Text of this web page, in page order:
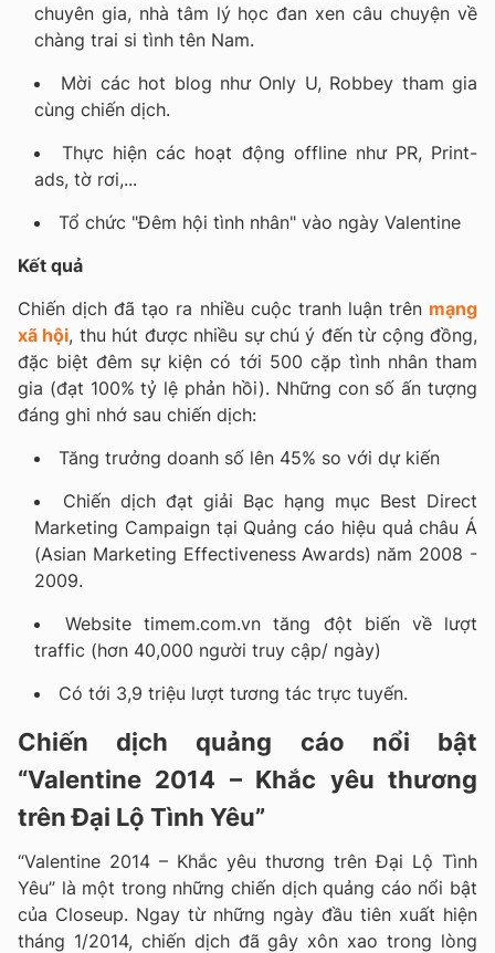
chuyên gia, nhà tâm lý học đan xen câu chuyện về
chàng trai si tình tên Nam.
Mời các hot blog như Only U, Robbey tham gia
cùng chiến dịch.
Thực hiện các hoạt động offline như PR, Print-
ads, tờ rơi,...
Tổ chức "Đêm hội tình nhân" vào ngày Valentine
Kết quả
Chiến dịch đã tạo ra nhiều cuộc tranh luận trên mạng
xã hội, thu hút được nhiều sự chú ý đến từ cộng đồng,
đặc biệt đêm sự kiện có tới 500 cặp tình nhân tham
gia (đạt 100% tỷ lệ phản hồi). Những con số ấn tượng
đáng ghi nhớ sau chiến dịch:
Tăng trưởng doanh số lên 45% so với dự kiến
Chiến dịch đạt giải Bạc hạng mục Best Direct
Marketing Campaign tại Quảng cáo hiệu quả châu Á
(Asian Marketing Effectiveness Awards) năm 2008 -
2009.
Website timem.com.vn tăng đột biến về lượt
traffic (hơn 40,000 người truy cập/ ngày)
Có tới 3,9 triệu lượt tương tác trực tuyến.
Chiến dịch quảng cáo nổi bật
“Valentine 2014 – Khắc yêu thương
trên Đại Lộ Tình Yêu”
“Valentine 2014 – Khắc yêu thương trên Đại Lộ Tình
Yêu” là một trong những chiến dịch quảng cáo nổi bật
của Closeup. Ngay từ những ngày đầu tiên xuất hiện
tháng 1/2014, chiến dịch đã gây xôn xao trong lòng